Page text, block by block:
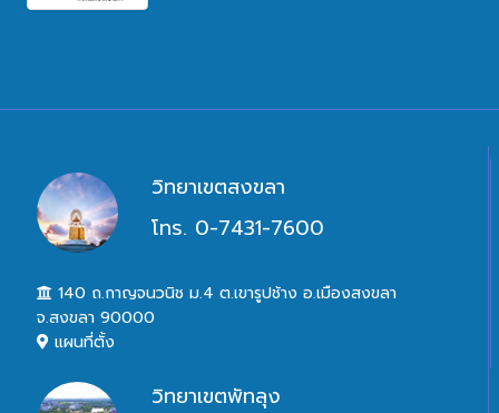
วิทยาเขตสงขลา
โทร. 0-7431-7600
140 ถ.กาญจนวนิช ม.4 ต.เขารูปช้าง อ.เมืองสงขลา
จ.สงขลา 90000
แผนที่ตั้ง
วิทยาเขตพัทลุง